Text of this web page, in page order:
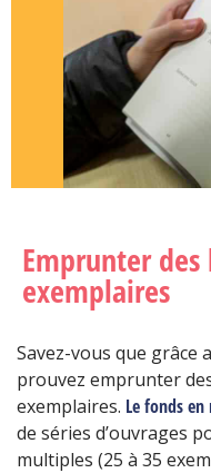
Emprunter
exemplaires
Savez-vous que grâce
prouvez emprunter
exemplaires. Le fonds
de séries d’ouvrages
multiples (25 à 35